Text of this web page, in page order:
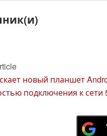
новый планшет
подключения к сети